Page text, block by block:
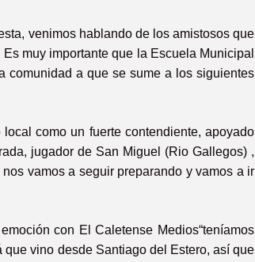
venimos hablando de los amistosos que
muy importante que la Escuela Municipal
comunidad a que se sume a los siguientes
como un fuerte contendiente, apoyado
jugador de San Miguel (Rio Gallegos) ,
vamos a seguir preparando y vamos a ir
con El Caletense Medios“teníamos
vino desde Santiago del Estero, así que